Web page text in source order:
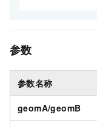
参数
参数名称
geomA/geomB